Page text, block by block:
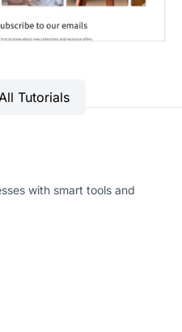
Tutorials
with smart tools and